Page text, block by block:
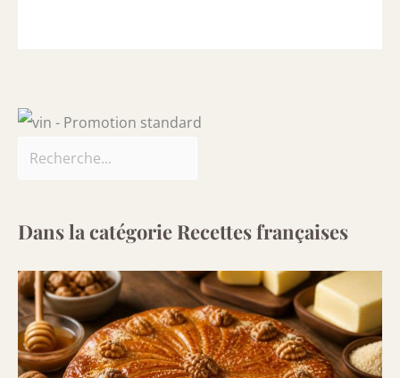
Dans la catégorie Recettes françaises